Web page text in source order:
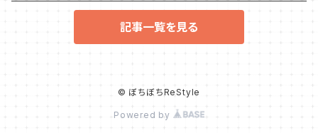
記事一覧を見る
© ぼちぼちReStyle
Powered by